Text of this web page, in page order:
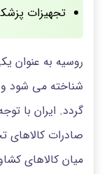
تجهیزات
روسیه به عنوان
شناخته می شود و
گردد. ایران با
صادرات کالاهای
میان کالاهای